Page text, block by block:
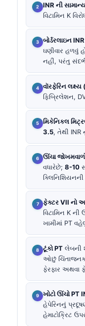
INR ની
વિટામિન K
બોર્ડરલાઇન INR
ઘણીવાર હળવું
નહીં, પરંતુ
વૉરફેરિન લક્ષ્ય
ફિબ્રિલેશન,
મિકેનિકલ
3.5, તેથી INR
ઊંચા
વધારેછે; 8-10
ફેક્ટર VII નો
વિટામિન K ની
ખામીમાં PT
ટૂંકો PT લેબની
ઓછું ચિંતાજનક
ફેરફાર અથવા
ખોટો ઊંચો PT
હેપેરિનનું
હેમાટોક્રિટ